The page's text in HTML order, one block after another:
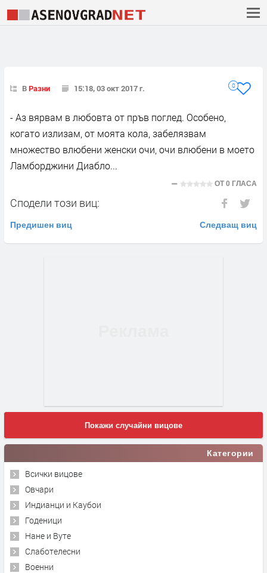
ВРазни 15:18, 03 окт 2017 г. 0
- Аз вярвам в любовта от пръв поглед. Особено,
когато излизам, от моята кола, забелязвам
множество влюбени женски очи, очи влюбени в моето
Ламборджини Диабло...
ОТ0 ГЛАСА
Сподели този виц:
Предишен виц Следващ виц
Покажи случайни вицове
Категории
Всички вицове
Овчари
Индианци и Каубои
Годеници
Нане и Вуте
Слаботелесни
Военни